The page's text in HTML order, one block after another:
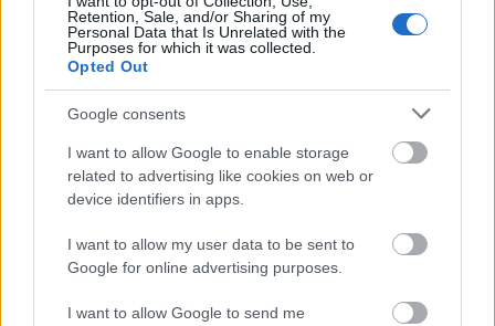
Retention, Sale, and/or Sharing of my
Personal Data that Is Unrelated with the
Purposes for which it was collected.
Opted Out
Google consents
I want to allow Google to enable storage
related to advertising like cookies on web or
device identifiers in apps.
I want to allow my user data to be sent to
Google for online advertising purposes.
I want to allow Google to send me
állása” a koncert- és partiszakma felől nézve – íme, a
Be Massive.